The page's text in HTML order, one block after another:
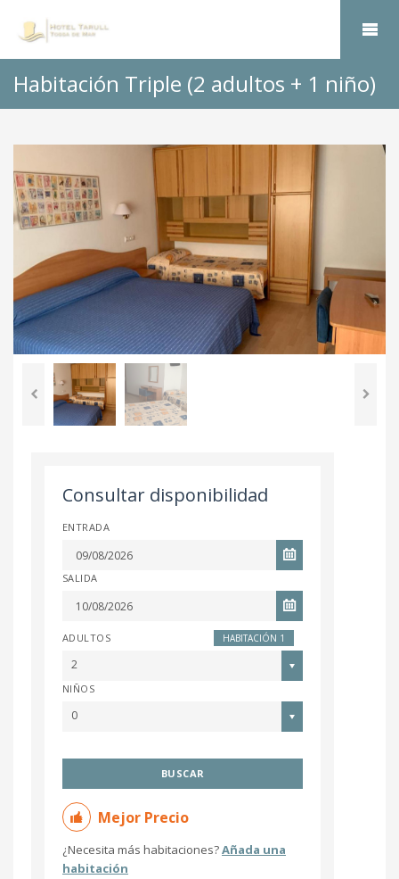
Habitación Triple (2 adultos + 1 niño)
Consultar disponibilidad
ENTRADA
SALIDA
HABITACIÓN 1
ADULTOS
2
NIÑOS
0
BUSCAR
Mejor Precio
¿Necesita más habitaciones?Añada una
habitación